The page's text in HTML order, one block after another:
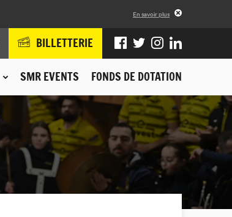
En savoir plus
SMR EVENTS FONDS DE DOTATION
BILLETTERIE